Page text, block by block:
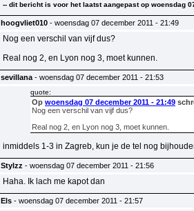
-- dit bericht is voor het laatst aangepast op woensdag
hoogvliet010 - woensdag 07 december 2011 - 21:49
Nog een verschil van vijf dus?
Real nog 2, en Lyon nog 3, moet kunnen.
sevillana - woensdag 07 december 2011 - 21:53
quote:
Op woensdag 07 december 2011 - 21:49
Nog een verschil van vijf dus?
Real nog 2, en Lyon nog 3, moet kunnen.
inmiddels 1-3 in Zagreb, kun je de tel nog
Stylzz - woensdag 07 december 2011 - 21:56
Haha. Ik lach me kapot dan
Els - woensdag 07 december 2011 - 21:57